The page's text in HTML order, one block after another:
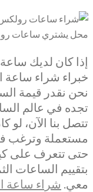
محل يشتري ساعات
إذا كان لديك
خبراء شراء ساعة
نحن نقدر قيمة
تجده في عالم
تتصل بنا الآن، لو
مستعملة وترغب
حتى تتعرف على
بتقييم الساعات
معي. شراء ساعة